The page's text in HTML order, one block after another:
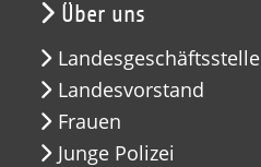
Über uns
Landesgeschäftsstelle
Landesvorstand
Frauen
Junge Polizei